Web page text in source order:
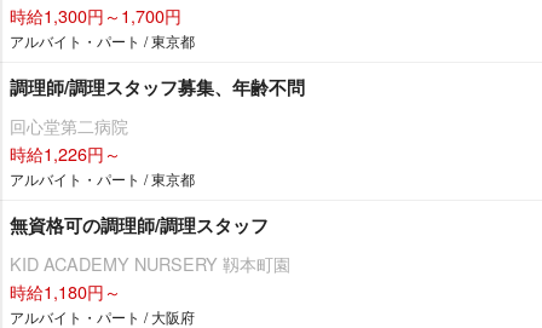
時給1,300円～1,700円
アルバイト・パート / 東京都
調理師/調理スタッフ募集、年齢不問
回心堂第二病院
時給1,226円～
アルバイト・パート / 東京都
無資格可の調理師/調理スタッフ
KID ACADEMY NURSERY 靱本町園
時給1,180円～
アルバイト・パート / 大阪府